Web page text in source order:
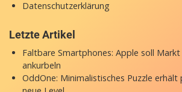
Datenschutzerklärung
Letzte Artikel
Faltbare Smartphones: Apple soll
ankurbeln
OddOne: Minimalistisches Puzzle